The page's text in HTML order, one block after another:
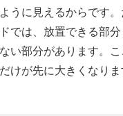
うに見えるからです
では、放置できる部
い部分があります。
けが先に大きくなりま